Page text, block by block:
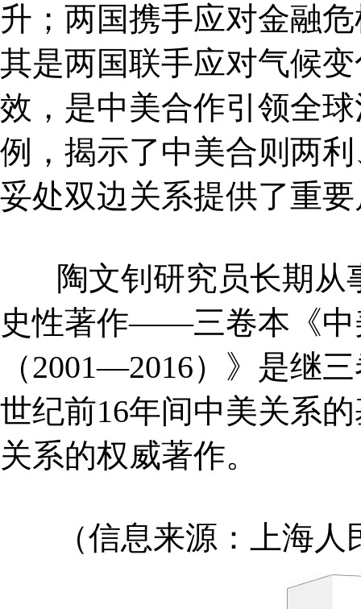
升；两国携手应对金融
其是两国联手应对气候
效，是中美合作引领全
例，揭示了中美合则两
妥处双边关系提供了重
陶文钊研究员长期从
史性著作——三卷本《中
（2001—2016）》是继
世纪前16年间中美关系
关系的权威著作。
（信息来源：上海人